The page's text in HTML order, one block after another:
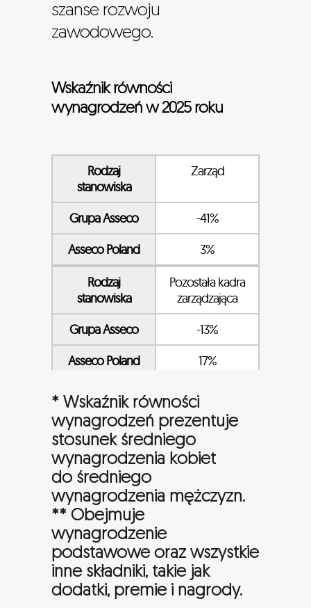
Liczba kobiet
Udział kobiet
Udział mężczyzn
71%
stanowiska
pozaprodukcyjne
Liczba kobiet
Liczba mężczyzn
91
Udział kobiet
70%
Udział mężczyzn
30%
Rodzaj
stanowiska
Pracownicy
ogółem
Liczba kobiet
827
Liczba mężczyzn
1 628
Udział kobiet
Udział mężczyzn
66%
szanse rozwoju
zawodowego.
Wskaźnik równości
wynagrodzeń w 2025 roku
Rodzaj
stanowiska
Zarząd
Grupa Asseco
-41%
Asseco Poland
3%
Rodzaj
stanowiska
Pozostała kadra
zarządzająca
Grupa Asseco
-13%
Asseco Poland
17%
Rodzaj
stanowiska
Produkcja
Grupa Asseco
Asseco Poland
Rodzaj
stanowiska
Stanowiska
Grupa Asseco
21%
Asseco Poland
28%
* Wskaźnik równości
wynagrodzeń prezentuje
stosunek średniego
wynagrodzenia kobiet
do średniego
wynagrodzenia mężczyzn.
** Obejmuje
wynagrodzenie
podstawowe oraz wszystkie
inne składniki, takie jak
dodatki, premie i nagrody.